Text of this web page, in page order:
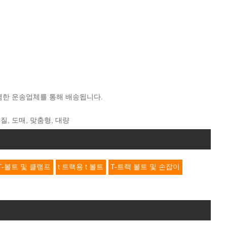
운송업체를 통해 배송됩니다.
, 도매, 맞춤형, 대량
볼트 및 클램프 t 트랙용 t 볼트 T-트랙 볼트 및 손잡이